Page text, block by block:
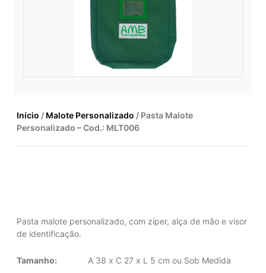
Início / Malote Personalizado / Pasta Malote
Personalizado – Cod.: MLT006
Pasta malote personalizado, com zíper, alça de mão e visor
de identificação.
Tamanho:
A 38 x C 27 x L 5 cm ou Sob Medida